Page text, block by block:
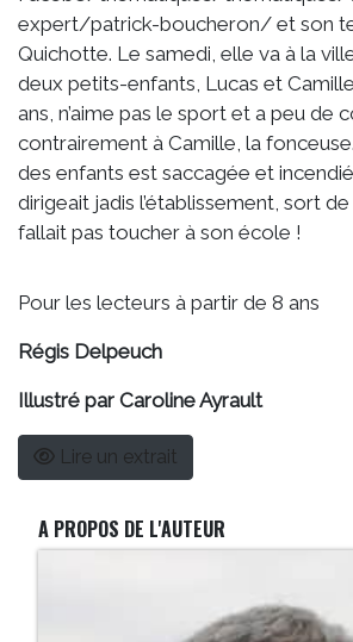
expert/patrick-boucheron/ et son
Quichotte. Le samedi, elle va à la
deux petits-enfants, Lucas et
ans, n’aime pas le sport et a peu de
contrairement à Camille, la
des enfants est saccagée et
dirigeait jadis l’établissement, sort
fallait pas toucher à son école !
Pour les lecteurs à partir de 8 ans
Régis Delpeuch
Illustré par Caroline Ayrault
Lire un extrait
A PROPOS DE L'AUTEUR